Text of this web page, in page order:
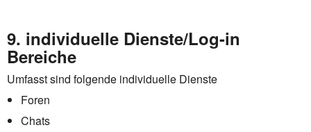
9. individuelle Dienste/Log-in
Bereiche
Umfasst sind folgende individuelle Dienste
Foren
Chats